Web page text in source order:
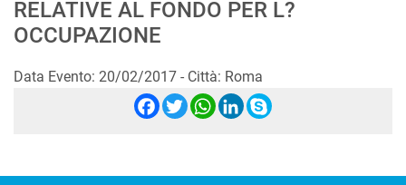
RELATIVE AL FONDO PER L?
OCCUPAZIONE
Data Evento: 20/02/2017 - Città: Roma
Facebook
Twitter
WhatsApp
LinkedIn
Skype